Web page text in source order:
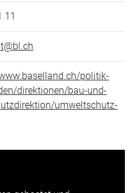
11
politik-
direktionen/bau-und-
umweltschutz-